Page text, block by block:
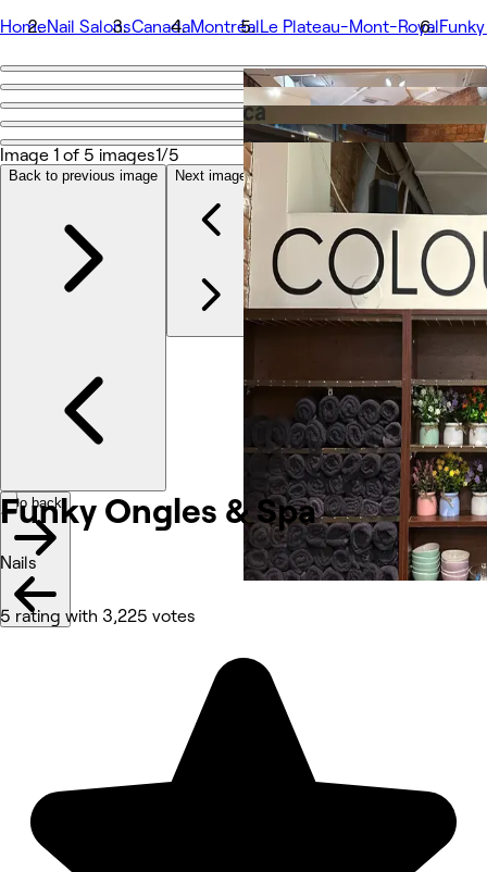
HomeNail SalonsCanadaMontréalLe Plateau-Mont-Royal
Go back
Funky Ongles & Spa
Share
About
Services
More
Team
Funky Ongles &Spa
Nails
5 rating with 3,225 votes
Image 1 of 5 images1/5
Back to previous image Next image
Go back